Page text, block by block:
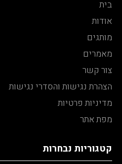
בית
אודות
מותגים
מאמרים
צור קשר
הצהרת נגישות והסדרי נגישות
מדיניות פרטיות
מפת אתר
קטגוריות נבחרות